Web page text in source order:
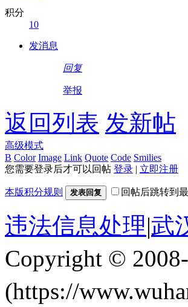
积分
10
发消息
回复
举报
返回列表 发新帖
高级模式
B Color Image Link Quote Code Smilies
您需要登录后才可以回帖 登录 | 立即注册
本版积分规则 发表回复 回帖后跳转到
违法信息处理|武
Copyright ©
(https://